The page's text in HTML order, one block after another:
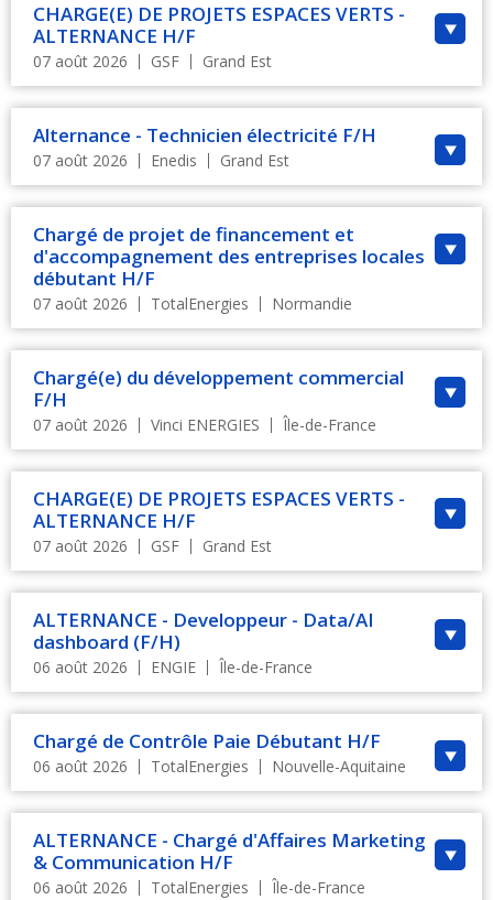
CHARGE(E) DE PROJETS ESPACES VERTS -
ALTERNANCE H/F
07 août 2026 GSF Grand Est
Alternance - Technicien électricité F/H
07 août 2026 Enedis Grand Est
Chargé de projet de financement et
d'accompagnement des entreprises locales
débutant H/F
07 août 2026 TotalEnergies Normandie
Chargé(e) du développement commercial
F/H
07 août 2026 Vinci ENERGIES Île-de-France
CHARGE(E) DE PROJETS ESPACES VERTS -
ALTERNANCE H/F
07 août 2026 GSF Grand Est
ALTERNANCE - Developpeur - Data/AI
dashboard (F/H)
06 août 2026 ENGIE Île-de-France
Chargé de Contrôle Paie Débutant H/F
06 août 2026 TotalEnergies Nouvelle-Aquitaine
ALTERNANCE - Chargé d'Affaires Marketing
& Communication H/F
06 août 2026 TotalEnergies Île-de-France